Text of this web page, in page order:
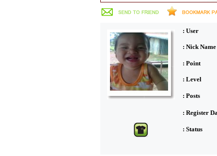
: User
: Nick Name
: Point
: Level
: Posts
: Register
: Status